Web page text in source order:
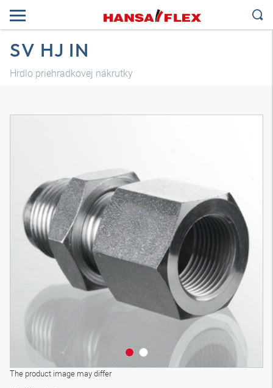
SV HJ IN
Hrdlo priehradkovej nákrutky
The product image may differ